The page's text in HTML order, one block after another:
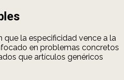
la especificidad vence a la
en problemas concretos
que artículos genéricos